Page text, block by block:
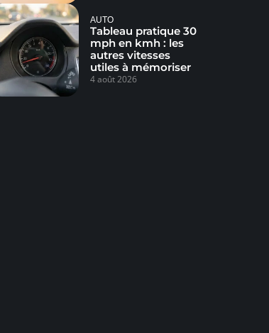
AUTO
Tableau pratique 30
mph en kmh : les
autres vitesses
utiles à mémoriser
4 août 2026